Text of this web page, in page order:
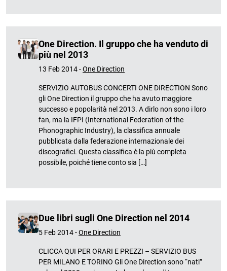
One Direction. Il gruppo che ha venduto di
più nel 2013
13 Feb 2014 -One Direction
SERVIZIO AUTOBUS CONCERTI ONE DIRECTION Sono
gli One Direction il gruppo che ha avuto maggiore
successo e popolarità nel 2013. A dirlo non sono i loro
fan, ma la IFPI (International Federation of the
Phonographic Industry), la classifica annuale
pubblicata dalla federazione internazionale dei
discografici. Questa classifica è la più completa
possibile, poiché tiene conto sia […]
Due libri sugli One Direction nel 2014
5 Feb 2014 -One Direction
CLICCA QUI PER ORARI E PREZZI – SERVIZIO BUS
PER MILANO E TORINO Gli One Direction sono “nati”